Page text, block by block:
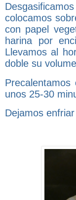
colocamos
con papel
harina por
Llevamos al
doble su
unos 25-30
Dejamos